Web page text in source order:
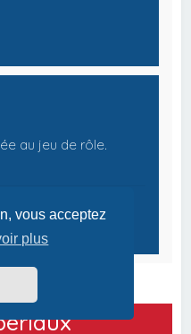
vous acceptez
plus
au jeu de rôle.